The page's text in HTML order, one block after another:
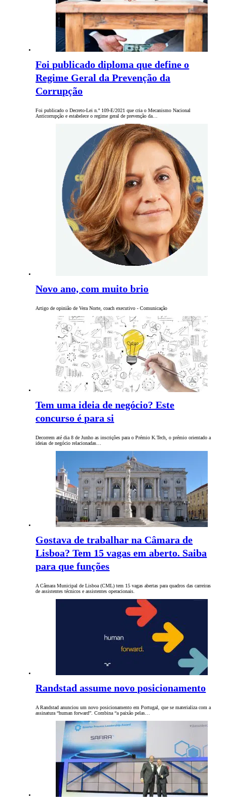
Foi publicado diploma que define o
Regime Geral da Prevenção da
Corrupção
Foi publicado o Decreto-Lei n.º 109-E/2021 que cria o Mecanismo Nacional
Anticorrupção e estabelece o regime geral de prevenção da…
Novo ano, com muito brio
Artigo de opinião de Vera Norte, coach executivo - Comunicação
Tem uma ideia de negócio? Este
concurso é para si
Decorrem até dia 8 de Junho as inscrições para o Prémio K.Tech, o prémio orientado a
ideias de negócio relacionadas…
Gostava de trabalhar na Câmara de
Lisboa? Tem 15 vagas em aberto. Saiba
para que funções
A Câmara Municipal de Lisboa (CML) tem 15 vagas abertas para quadros das carreiras
de assistentes técnicos e assistentes operacionais.
Randstad assume novo posicionamento
A Randstad anunciou um novo posicionamento em Portugal, que se materializa com a
assinatura “human forward”. Combina “a paixão pelas…